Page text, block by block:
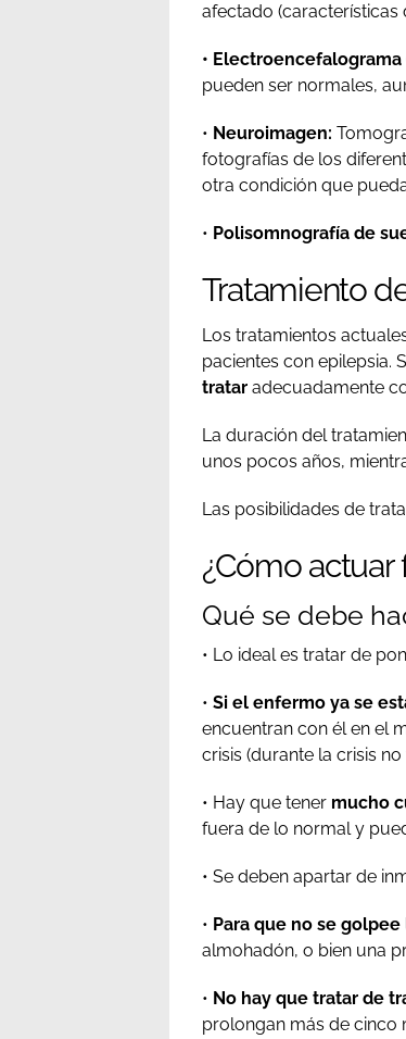
afectado (características
• Electroencefalograma
pueden ser normales,
• Neuroimagen:
fotografías de los
otra condición que
• Polisomnografía de
Tratamiento
Los tratamientos
pacientes con epilepsia.
tratar adecuadamente
La duración del
unos pocos años,
Las posibilidades de
¿Cómo actuar
Qué se debe
• Lo ideal es tratar de
• Si el enfermo ya se
encuentran con él en el
crisis (durante la crisis
• Hay que tener mucho
fuera de lo normal y
• Se deben apartar de
• Para que no se
almohadón, o bien una
• No hay que tratar de
prolongan más de cinco